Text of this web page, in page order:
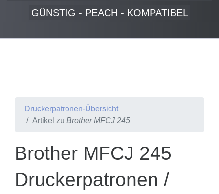
GÜNSTIG - PEACH - KOMPATIBEL
Druckerpatronen-Übersicht
Artikel zu Brother MFCJ 245
Brother MFCJ 245
Druckerpatronen /